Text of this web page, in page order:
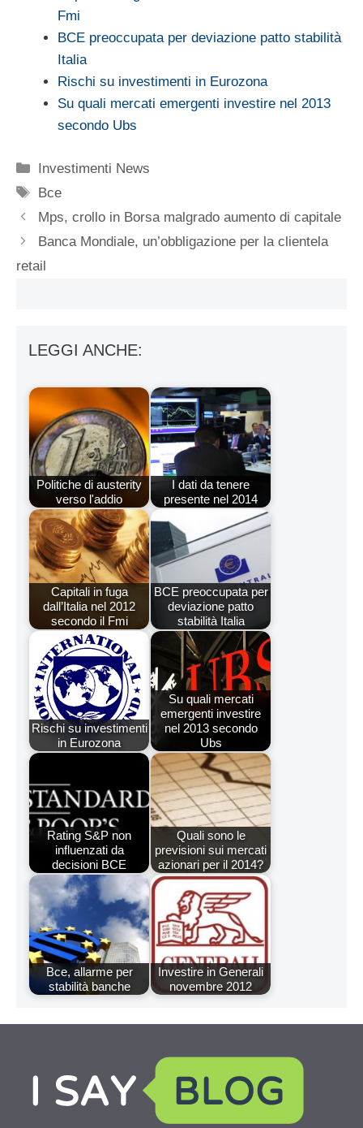
Fmi
BCE preoccupata per deviazione patto stabilità
Italia
Rischi su investimenti in Eurozona
Su quali mercati emergenti investire nel 2013
secondo Ubs
Categorie
Investimenti News
Tag
Bce
Mps, crollo in Borsa malgrado aumento di capitale
Banca Mondiale, un’obbligazione per la clientela
retail
LEGGI ANCHE:
Politiche di austerity
verso l'addio
I dati da tenere
presente nel 2014
Capitali in fuga
dall’Italia nel 2012
secondo il Fmi
BCE preoccupata per
deviazione patto
stabilità Italia
Rischi su investimenti
in Eurozona
Su quali mercati
emergenti investire
nel 2013 secondo
Ubs
Rating S&P non
influenzati da
decisioni BCE
Quali sono le
previsioni sui mercati
azionari per il 2014?
Bce, allarme per
stabilità banche
Investire in Generali
novembre 2012